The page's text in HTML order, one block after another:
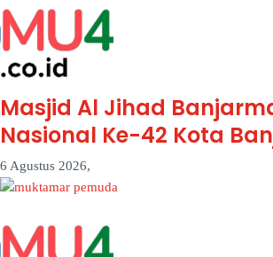
Masjid Al Jihad
Nasional Ke-42 Kota
6 Agustus 2026,